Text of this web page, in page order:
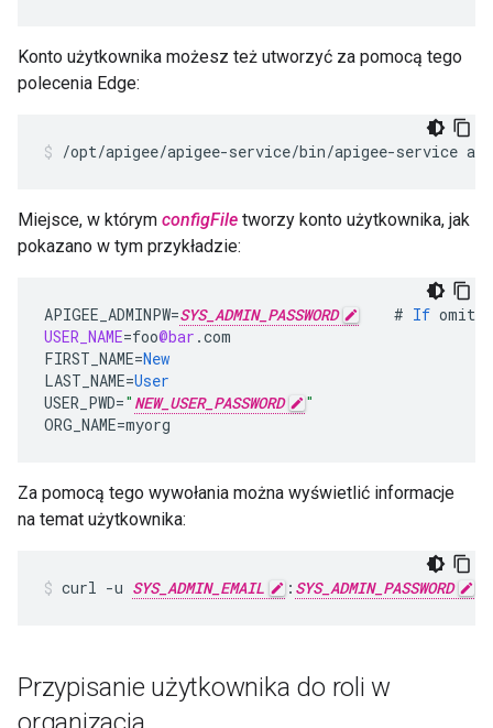
Konto użytkownika możesz też utworzyć za pomocą tego
polecenia Edge:
/opt/apigee/apigee-service/bin/apigee-service
Miejsce, w którym configFile tworzy konto użytkownika, jak
pokazano w tym przykładzie:
APIGEE_ADMINPW=SYS_ADMIN_PASSWORD # If
USER_NAME=foo@bar .com
FIRST_NAME=New
LAST_NAME=User
USER_PWD=" NEW_USER_PASSWORD
"
ORG_NAME=myorg
Za pomocą tego wywołania można wyświetlić informacje
na temat użytkownika:
curl -u SYS_ADMIN_EMAIL : SYS_ADMIN_PASSWORD
Przypisanie użytkownika do roli w